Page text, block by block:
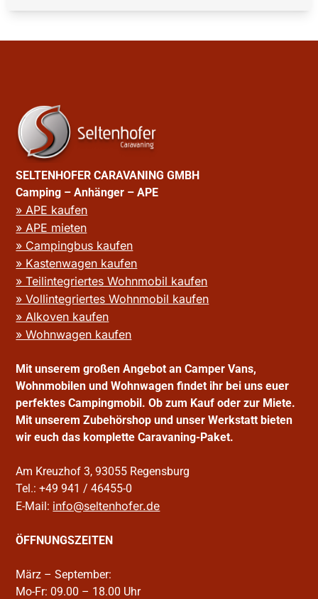
SELTENHOFER CARAVANING GMBH
Camping – Anhänger – APE
» APE kaufen
» APE mieten
» Campingbus kaufen
» Kastenwagen kaufen
» Teilintegriertes Wohnmobil kaufen
» Vollintegriertes Wohnmobil kaufen
» Alkoven kaufen
» Wohnwagen kaufen
Mit unserem großen Angebot an Camper Vans,
Wohnmobilen und Wohnwagen findet ihr bei uns euer
perfektes Campingmobil. Ob zum Kauf oder zur Miete.
Mit unserem Zubehörshop und unser Werkstatt bieten
wir euch das komplette Caravaning-Paket.
Am Kreuzhof 3, 93055 Regensburg
Tel.: +49 941 / 46455-0
E-Mail: info@seltenhofer.de
ÖFFNUNGSZEITEN
März – September:
Mo-Fr: 09.00 – 18.00 Uhr